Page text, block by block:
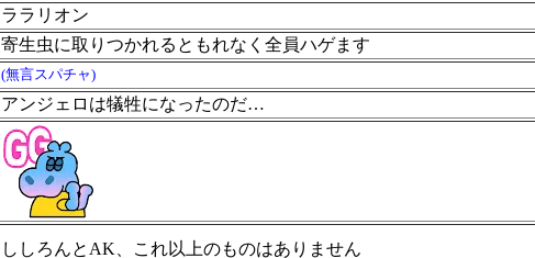
ララリオン
寄生虫に取りつかれるともれなく全員ハゲます
(無言スパチャ)
アンジェロは犠牲になったのだ…
ししろんとAK、これ以上のものはありません